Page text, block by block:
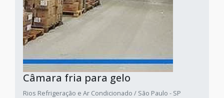
Câmara fria para gelo
Rios Refrigeração e Ar Condicionado / São Paulo - SP